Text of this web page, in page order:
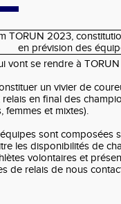
vont se rendre à
un vivier de
en final des
femmes et mixtes).
sont composées
les disponibilités de
volontaires et
de relais de nous